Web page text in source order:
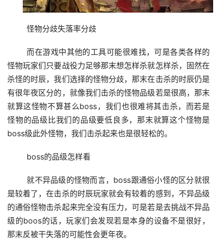
	怪物分歧失落率分歧
	而在游戏中其他的工具可能很难找，可是各类各样的
怪物玩家们只要战役力足够那末想怎样杀就怎样杀，固然在
杀怪的时辰，我们选择的怪物分歧，那末在击杀的时辰仍是
有很年夜区分的，就像我们击杀的怪物品级若是很高，那末
就算这怪物不算甚么boss，我们也很难将其击杀，而若是
怪物的品级比我们的品级要低良多，那末就算这个怪物是
boss级此外怪物，我们击杀起来也是很轻松的。
	boss的品级怎样看
	就不异品级的怪物而言，boss跟通俗小怪的区分就很
是较着了，在击杀的时辰玩家就会有较着的感到，不异品级
的通俗怪物击杀起来完全没有压力，可是若是去挑战不异品
级的boos的话，玩家们会发现若是本身的设备不是很好，
那末反被干失落的可能性会更年夜。